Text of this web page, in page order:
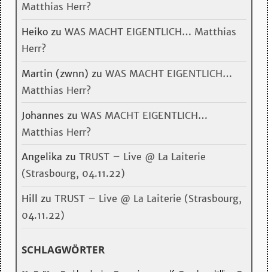
Matthias Herr?
Heiko zu WAS MACHT EIGENTLICH… Matthias
Herr?
Martin (zwnn) zu WAS MACHT EIGENTLICH…
Matthias Herr?
Johannes zu WAS MACHT EIGENTLICH…
Matthias Herr?
Angelika zu TRUST – Live @ La Laiterie
(Strasbourg, 04.11.22)
Hill zu TRUST – Live @ La Laiterie (Strasbourg,
04.11.22)
SCHLAGWÖRTER